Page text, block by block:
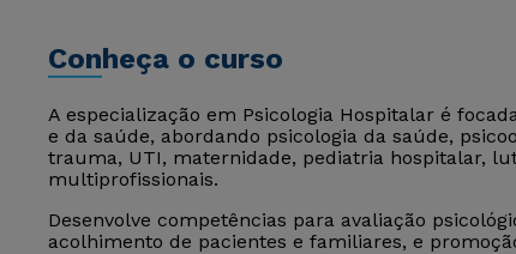
Conheça o curso
A especialização em Psicologia Hospitalar é
e da saúde, abordando psicologia da saúde,
trauma, UTI, maternidade, pediatria hospitalar,
multiprofissionais.
Desenvolve competências para avaliação
acolhimento de pacientes e familiares, e